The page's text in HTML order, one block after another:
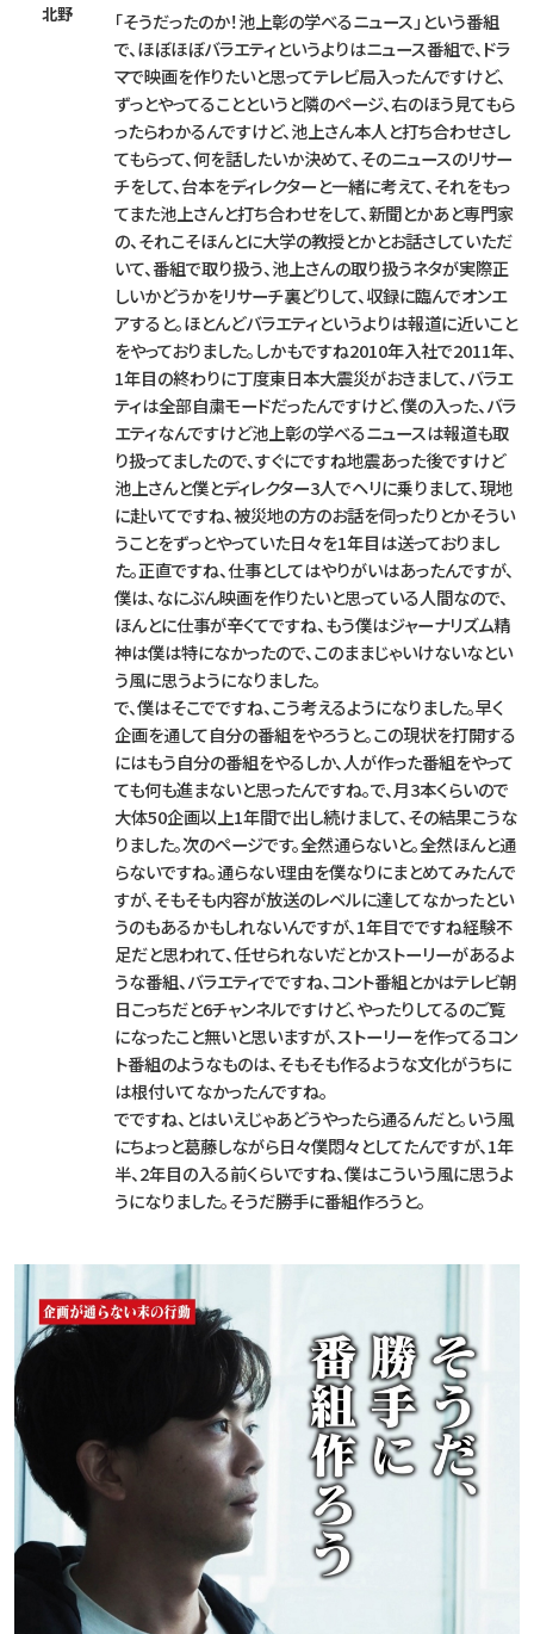
北野
「そうだったのか！池上彰の学べるニュース」という番組
で、ほぼほぼバラエティというよりはニュース番組で、ドラ
マで映画を作りたいと思ってテレビ局入ったんですけど、
ずっとやってることというと隣のページ、右のほう見てもら
ったらわかるんですけど、池上さん本人と打ち合わせさし
てもらって、何を話したいか決めて、そのニュースのリサー
チをして、台本をディレクターと一緒に考えて、それをもっ
てまた池上さんと打ち合わせをして、新聞とかあと専門家
の、それこそほんとに大学の教授とかとお話さしていただ
いて、番組で取り扱う、池上さんの取り扱うネタが実際正
しいかどうかをリサーチ裏どりして、収録に臨んでオンエ
アすると。ほとんどバラエティというよりは報道に近いこと
をやっておりました。しかもですね2010年入社で2011年、
1年目の終わりに丁度東日本大震災がおきまして、バラエ
ティは全部自粛モードだったんですけど、僕の入った、バラ
エティなんですけど池上彰の学べるニュースは報道も取
り扱ってましたので、すぐにですね地震あった後ですけど
池上さんと僕とディレクター3人でヘリに乗りまして、現地
に赴いてですね、被災地の方のお話を伺ったりとかそうい
うことをずっとやっていた日々を1年目は送っておりまし
た。正直ですね、仕事としてはやりがいはあったんですが、
僕は、なにぶん映画を作りたいと思っている人間なので、
ほんとに仕事が辛くてですね、もう僕はジャーナリズム精
神は僕は特になかったので、このままじゃいけないなとい
う風に思うようになりました。
で、僕はそこでですね、こう考えるようになりました。早く
企画を通して自分の番組をやろうと。この現状を打開する
にはもう自分の番組をやるしか、人が作った番組をやって
ても何も進まないと思ったんですね。で、月3本くらいので
大体50企画以上1年間で出し続けまして、その結果こうな
りました。次のページです。全然通らないと。全然ほんと通
らないですね。通らない理由を僕なりにまとめてみたんで
すが、そもそも内容が放送のレベルに達してなかったとい
うのもあるかもしれないんですが、1年目でですね経験不
足だと思われて、任せられないだとかストーリーがあるよ
うな番組、バラエティでですね、コント番組とかはテレビ朝
日こっちだと6チャンネルですけど、やったりしてるのご覧
になったこと無いと思いますが、ストーリーを作ってるコン
ト番組のようなものは、そもそも作るような文化がうちに
は根付いてなかったんですね。
でですね、とはいえじゃあどうやったら通るんだと。いう風
にちょっと葛藤しながら日々僕悶々としてたんですが、1年
半、2年目の入る前くらいですね、僕はこういう風に思うよ
うになりました。そうだ勝手に番組作ろうと。